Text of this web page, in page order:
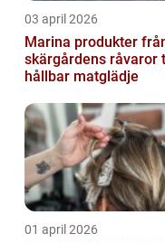
03 april 2026
Marina produkter från
skärgårdens råvaror
hållbar matglädje
01 april 2026